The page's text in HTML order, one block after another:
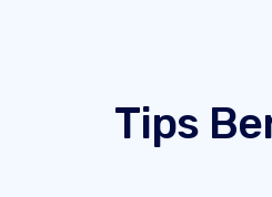
Tips